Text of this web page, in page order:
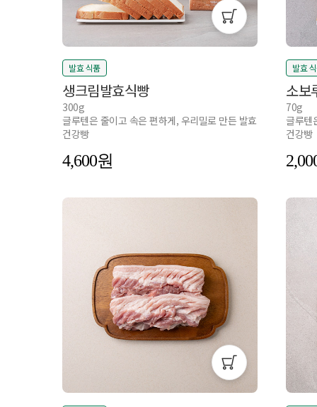
발효 식품
생크림발효식빵
300g
글루텐은 줄이고 속은 편하게, 우리밀로 만든 발효
건강빵
4,600
발효
소보
70g
글루텐
건강빵